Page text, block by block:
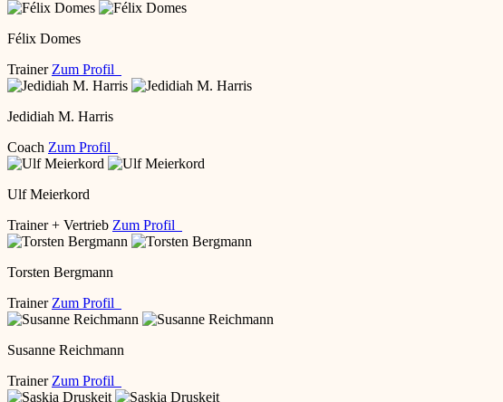
Félix Domes
Trainer Zum Profil
Jedidiah M. Harris
Coach Zum Profil
Ulf Meierkord
Trainer + Vertrieb Zum Profil
Torsten Bergmann
Trainer Zum Profil
Susanne Reichmann
Trainer Zum Profil